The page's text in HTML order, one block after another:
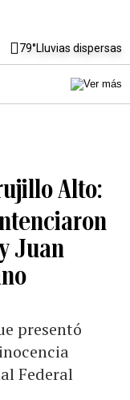
79°Lluvias dispersas
Alto:
Juan
presentó
Federal